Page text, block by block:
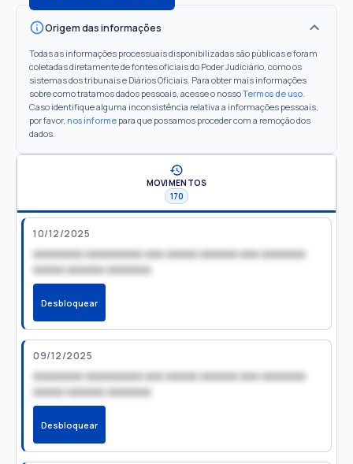
Origem das informações
Todas as informações processuais disponibilizadas são públicas e foram
coletadas diretamente de fontes oficiais do Poder Judiciário, como os
sistemas dos tribunais e Diários Oficiais. Para obter mais informações
sobre como tratamos dados pessoais, acesse o nossoTermos de uso.
Caso identifique alguma inconsistência relativa a informações pessoais,
por favor, nos informe para que possamos proceder com a remoção dos
dados.
MOVIMENTOS
170
10/12/2025
xxxxxxxx xxxxxxxxx xxx xxxxx xxxxxx xxx xxxxxxx
xxxxx xxxxxx xxxxxxx
Desbloquear
09/12/2025
xxxxxxxx xxxxxxxxx xxx xxxxx xxxxxx xxx xxxxxxx
xxxxx xxxxxx xxxxxxx
Desbloquear